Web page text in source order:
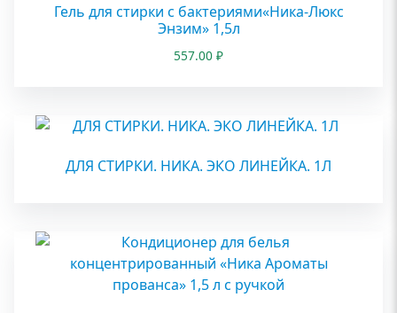
Гель для стирки с бактериями«Ника-Люкс
Энзим» 1,5л
557.00 ₽
ДЛЯ СТИРКИ. НИКА. ЭКО ЛИНЕЙКА. 1Л